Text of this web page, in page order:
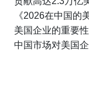
《2026在中国的
美国企业的重要
中国市场对美国